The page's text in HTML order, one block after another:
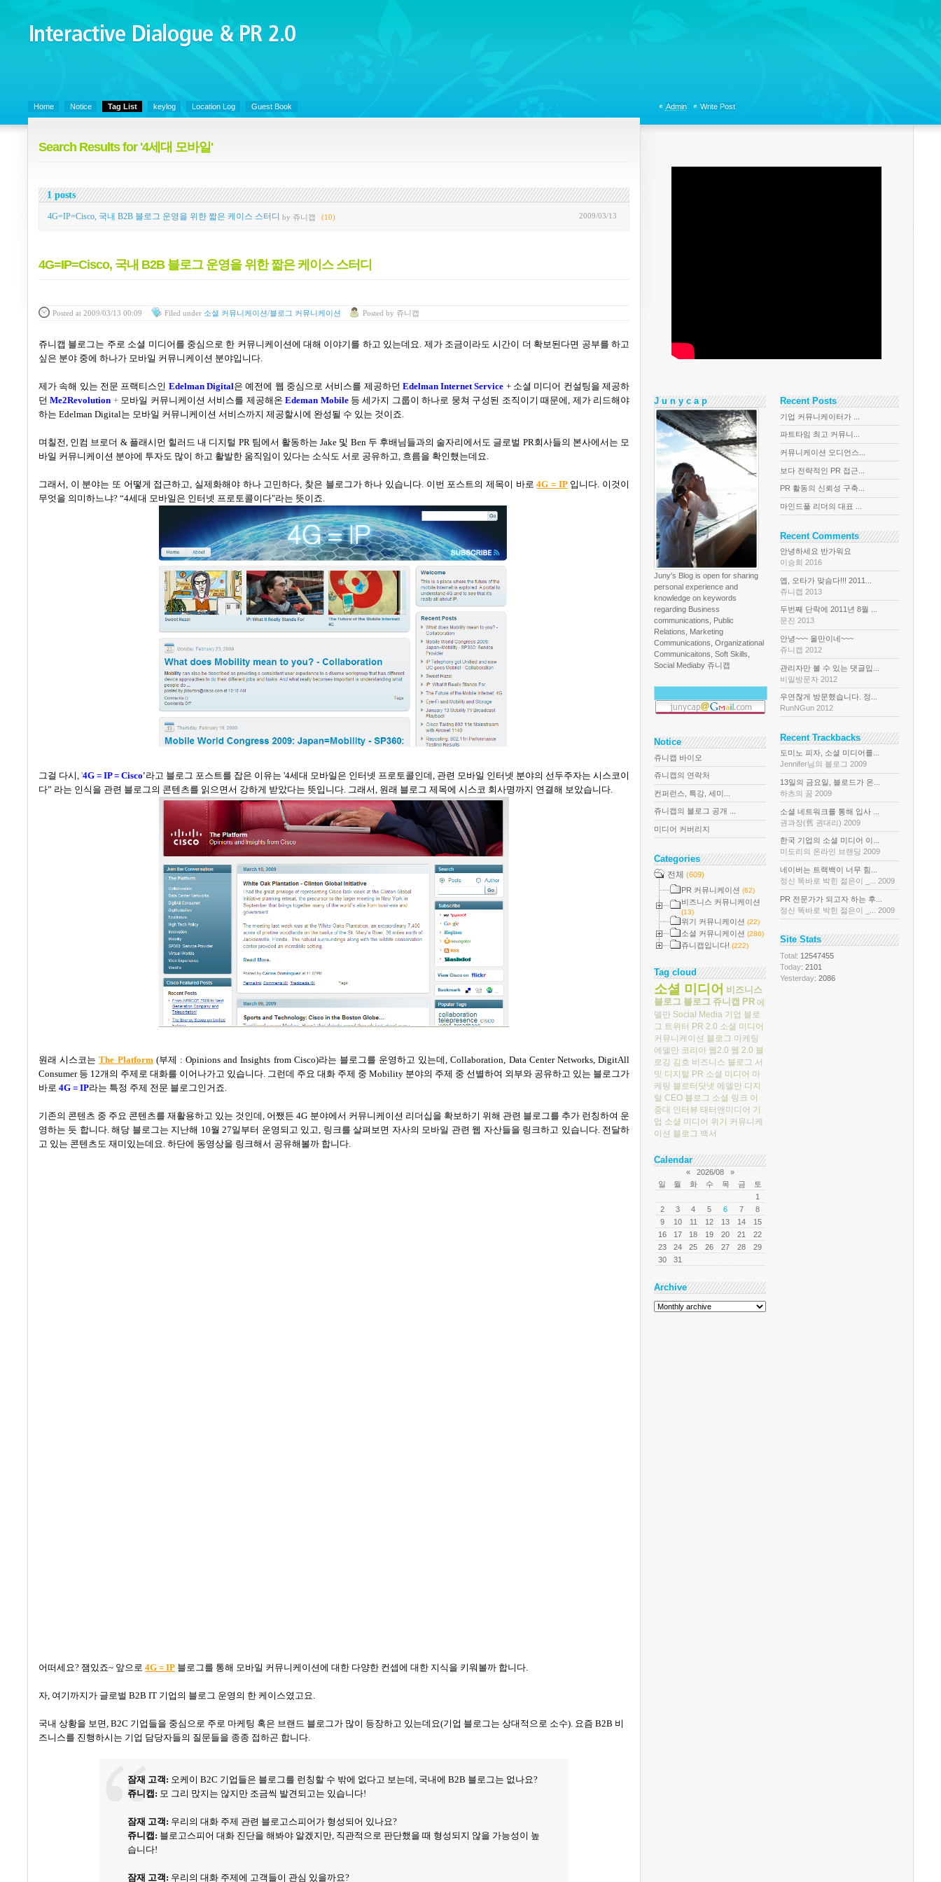
Interactive Dialogue &
PR 2.0
Home Notice Tag List keylog Location Log Guest Book
Search Results for '4세대 모바일'
1 posts
2009/03/13
4G=IP=Cisco, 국내 B2B 블로그 운영을 위한 짧은 케이스 스터디 by 쥬니캡 (10)
4G=IP=Cisco, 국내 B2B 블로그 운영을 위한 짧은 케이스 스터디
Posted at 2009/03/13 00:09 Filed under 소셜 커뮤니케이션/블로그 커뮤니케이션 Posted by 쥬니캡
쥬니캡 블로그는 주로 소셜 미디어를 중심으로 한 커뮤니케이션에 대해 이야기를 하고 있는데요. 제가 조금이라도 시간이 더 확보된다면 공부를 하고
싶은 분야 중에 하나가 모바일 커뮤니케이션 분야입니다.
제가 속해 있는 전문 프랙티스인 Edelman Digital은 예전에 웹 중심으로 서비스를 제공하던 Edelman Internet Service + 소셜 미디어 컨설팅을 제공하
던 Me2Revolution + 모바일 커뮤니케이션 서비스를 제공해온 Edeman Mobile 등 세가지 그룹이 하나로 뭉쳐 구성된 조직이기 때문에, 제가 리드해야
하는 Edelman Digital는 모바일 커뮤니케이션 서비스까지 제공할시에 완성될 수 있는 것이죠.
며칠전, 인컴 브로더 & 플래시먼 힐러드 내 디지털 PR 팀에서 활동하는 Jake 및 Ben 두 후배님들과의 술자리에서도 글로벌 PR회사들의 본사에서는 모
바일 커뮤니케이션 분야에 투자도 많이 하고 활발한 움직임이 있다는 소식도 서로 공유하고, 흐름을 확인했는데요.
그래서, 이 분야는 또 어떻게 접근하고, 실제화해야 하나 고민하다, 찾은 블로그가 하나 있습니다. 이번 포스트의 제목이 바로 4G = IP 입니다. 이것이
무엇을 의미하느냐? “4세대 모바일은 인터넷 프로토콜이다"라는 뜻이죠.
그걸 다시, '4G = IP = Cisco'라고 블로그 포스트를 잡은 이유는 '4세대 모바일은 인터넷 프로토콜인데, 관련 모바일 인터넷 분야의 선두주자는 시스코이
다” 라는 인식을 관련 블로그의 콘텐츠를 읽으면서 강하게 받았다는 뜻입니다. 그래서, 원래 블로그 제목에 시스코 회사명까지 연결해 보았습니다
원래 시스코는 The Platform (부제 : Opinions and Insights from Cisco)라는 블로그를 운영하고 있는데, Collaboration, Data Center Networks, DigitAll
Consumer 등 12개의 주제로 대화를 이어나가고 있습니다. 그런데 주요 대화 주제 중 Mobility 분야의 주제 중 선별하여 외부와 공유하고 있는 블로그가
바로 4G = IP라는 특정 주제 전문 블로그인거죠.
기존의 콘텐츠 중 주요 콘텐츠를 재활용하고 있는 것인데, 어쨌든 4G 분야에서 커뮤니케이션 리더십을 확보하기 위해 관련 블로그를 추가 런칭하여 운
영하는 듯 합니다.해당 블로그는 지난해 10월 27일부터 운영되고 있고, 링크를 살펴보면 자사의 모바일 관련 웹 자산들을 링크하고 있습니다. 전달하
고 있는 콘텐츠도 재미있는데요. 하단에 동영상을 링크해서 공유해볼까 합니다.
어떠세요? 잼있죠~ 앞으로 4G = IP 블로그를 통해 모바일 커뮤니케이션에 대한 다양한 컨셉에 대한 지식을 키워볼까 합니다.
자, 여기까지가 글로벌 B2B IT 기업의 블로그 운영의 한 케이스였고요.
국내 상황을 보면, B2C 기업들을 중심으로 주로 마케팅 혹은 브랜드 블로그가 많이 등장하고 있는데요(기업 블로그는 상대적으로 소수). 요즘 B2B 비
즈니스를 진행하시는 기업 담당자들의 질문들을 종종 접하곤 합니다.
잠재 고객: 오케이 B2C 기업들은 블로그를 런칭할 수 밖에 없다고 보는데 국내에 B2B 블로그는 없나요?
쥬니캡: 모 그리 맍지는 않지만 조금씩 발견되고는 있습니다!
잠재 고객: 우리의 대화 주제 관련 블로고스피어가 형성되어 있나요?
쥬니캡: 블로고스피어 대화 진단을 해봐야 알겠지만, 직관적으로 판단했을 때 형성되지 않을 가능성이 높
습니다!
잠재 고객: 우리의 대화 주제에 고객들이 관심 있을까요?
Admin Write Post
J u n y c a p
Juny's Blog is open for sharing
personal experience and
knowledge on keywords
regarding Business
communications, Public
Relations, Marketing
Communications, Organizational
Communicaitons, Soft Skills,
Social Mediaby 쥬니캡
Notice
쥬니캡 바이오
쥬니캡의 연락처
컨퍼런스, 특강, 세미...
쥬니캡의 블로그 공개 ...
미디어 커버리지
Categories
전체 (609)
PR 커뮤니케이션 (62)
비즈니스 커뮤니케이션
(13)
위기 커뮤니케이션 (22)
소셜 커뮤니케이션 (286)
쥬니캡입니다! (222)
Tag cloud
소셜 미디어 비즈니스
블로그 블로그 쥬니캡 PR 에
델만 Social Media 기업 블로
그 트위터 PR 2.0 소셜 미디어
커뮤니케이션 블로그 마케팅
에델만 코리아 웹2.0 웹 2.0 블
로깅 김호 비즈니스 블로그 서
밋 디지털 PR 소셜 미디어 마
케팅 블로터닷넷 에델만 디지
털 CEO 블로그 소셜 링크 이
중대 인터뷰 태터앤미디어 기
업 소셜 미디어 위기 커뮤니케
이션 블로그 백서
Calendar
« 2026/08
»
일
월 화 수 목 금
토
1
2
3 4 5 6 7
8
9
10 11 12 13 14
15
16
17 18 19 20 21
22
23
24 25 26 27 28
29
30
31
Archive
Recent Posts
기업 커뮤니케이터가 ...
파트타임 최고 커뮤니...
커뮤니케이션 오디언스...
보다 전략적인 PR 접근...
PR 활동의 신뢰성 구축...
마인드풀 리더의 대표 ...
Recent Comments
안녕하세요 반가워요
이승희 2016
옙, 오타가 맞슴다!!! 2011...
쥬니캡 2013
두번째 단락에 2011년 8월 ...
문진 2013
안녕~~~ 올만이네~~~
쥬니캡 2012
관리자만 볼 수 있는 댓글입...
비밀방문자 2012
우연찮게 방문했습니다. 정...
RunNGun 2012
Recent Trackbacks
도미노 피자, 소셜 미디어를...
Jennifer님의 블로그 2009
13일의 금요일, 블로드가 온...
하츠의 꿈 2009
소셜 네트워크를 통해 입사 ...
권과장(舊 권대리) 2009
한국 기업의 소셜 미디어 이...
미도리의 온라인 브랜딩 2009
네이버는 트랙백이 너무 힘...
정신 똑바로 박힌 젊은이 _... 2009
PR 전문가가 되고자 하는 후...
정신 똑바로 박힌 젊은이 _... 2009
Site Stats
Total: 12547455
Today: 2101
Yesterday: 2086